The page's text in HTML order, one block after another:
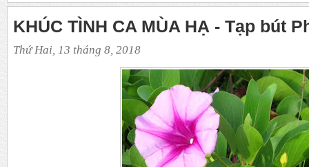
KHÚC TÌNH CA MÙA HẠ - Tạp bút
Thứ Hai, 13 tháng 8, 2018